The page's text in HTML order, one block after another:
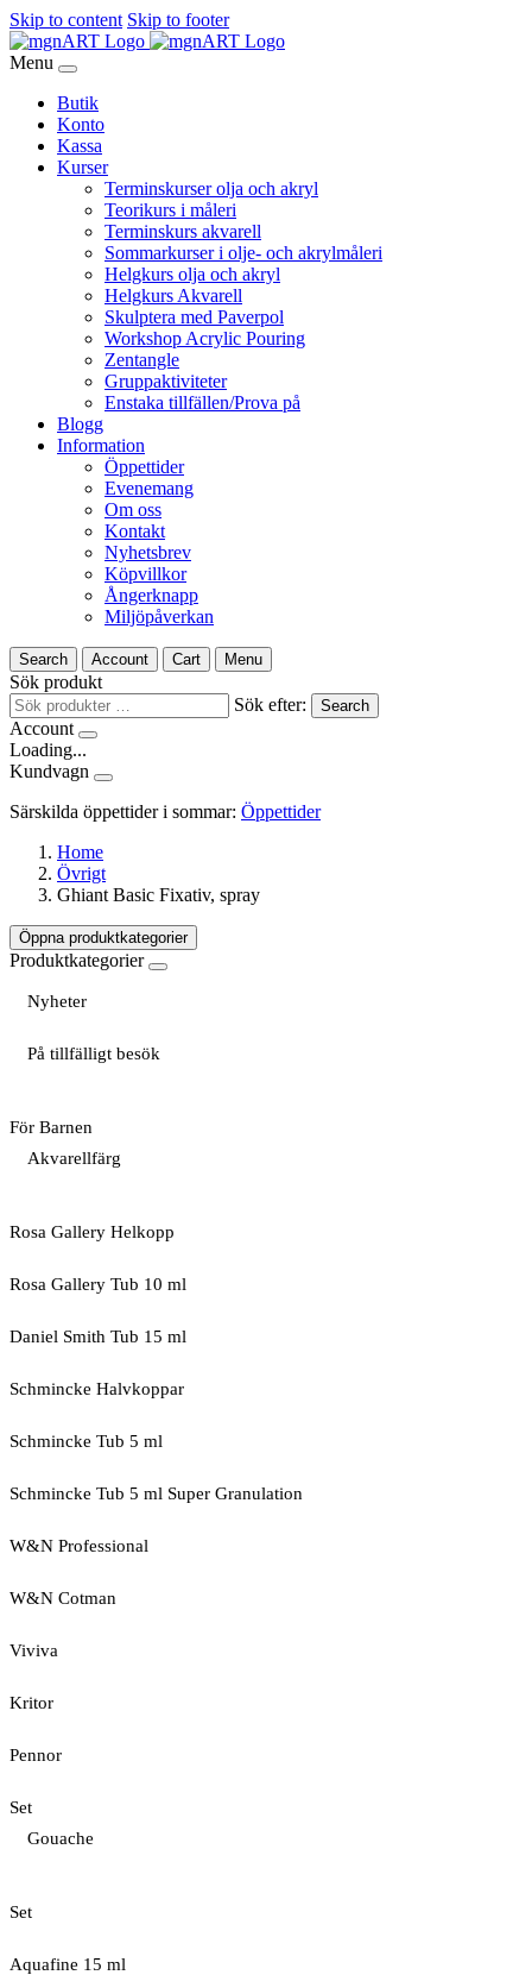
Skip to content Skip to footer
Menu
Butik
Konto
Kassa
Kurser
Terminskurser olja och akryl
Teorikurs i måleri
Terminskurs akvarell
Sommarkurser i olje- och akrylmåleri
Helgkurs olja och akryl
Helgkurs Akvarell
Skulptera med Paverpol
Workshop Acrylic Pouring
Zentangle
Gruppaktiviteter
Enstaka tillfällen/Prova på
Blogg
Information
Öppettider
Evenemang
Om oss
Kontakt
Nyhetsbrev
Köpvillkor
Ångerknapp
Miljöpåverkan
Search Account Cart Menu
Sök produkt
Sök efter:
Search
Account
Loading...
Kundvagn
Särskilda öppettider i sommar: Öppettider
Home
Övrigt
Ghiant Basic Fixativ, spray
Öppna produktkategorier
Produktkategorier
Nyheter
På tillfälligt besök
För Barnen
Akvarellfärg
Rosa Gallery Helkopp
Rosa Gallery Tub 10 ml
Daniel Smith Tub 15 ml
Schmincke Halvkoppar
Schmincke Tub 5 ml
Schmincke Tub 5 ml Super Granulation
W&N Professional
W&N Cotman
Viviva
Kritor
Pennor
Set
Gouache
Set
Aquafine 15 ml